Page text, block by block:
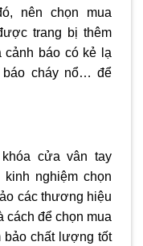
nên chọn mua
trang bị thêm
cảnh báo có kẻ lạ
báo cháy nổ… để
cửa vân tay
nghiệm chọn
các thương hiệu
cách để chọn mua
bảo chất lượng tốt